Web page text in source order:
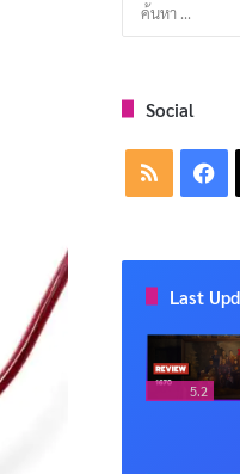
Social
RSS
Last
5.2